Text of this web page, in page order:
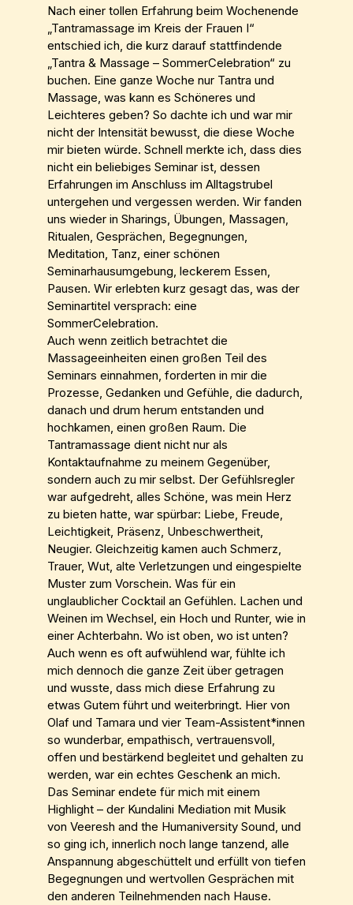
Nach einer tollen Erfahrung beim Wochenende
„Tantramassage im Kreis der Frauen I“
entschied ich, die kurz darauf stattfindende
„Tantra & Massage – SommerCelebration“ zu
buchen. Eine ganze Woche nur Tantra und
Massage, was kann es Schöneres und
Leichteres geben? So dachte ich und war mir
nicht der Intensität bewusst, die diese Woche
mir bieten würde. Schnell merkte ich, dass dies
nicht ein beliebiges Seminar ist, dessen
Erfahrungen im Anschluss im Alltagstrubel
untergehen und vergessen werden. Wir fanden
uns wieder in Sharings, Übungen, Massagen,
Ritualen, Gesprächen, Begegnungen,
Meditation, Tanz, einer schönen
Seminarhausumgebung, leckerem Essen,
Pausen. Wir erlebten kurz gesagt das, was der
Seminartitel versprach: eine
SommerCelebration.
Auch wenn zeitlich betrachtet die
Massageeinheiten einen großen Teil des
Seminars einnahmen, forderten in mir die
Prozesse, Gedanken und Gefühle, die dadurch,
danach und drum herum entstanden und
hochkamen, einen großen Raum. Die
Tantramassage dient nicht nur als
Kontaktaufnahme zu meinem Gegenüber,
sondern auch zu mir selbst. Der Gefühlsregler
war aufgedreht, alles Schöne, was mein Herz
zu bieten hatte, war spürbar: Liebe, Freude,
Leichtigkeit, Präsenz, Unbeschwertheit,
Neugier. Gleichzeitig kamen auch Schmerz,
Trauer, Wut, alte Verletzungen und eingespielte
Muster zum Vorschein. Was für ein
unglaublicher Cocktail an Gefühlen. Lachen und
Weinen im Wechsel, ein Hoch und Runter, wie in
einer Achterbahn. Wo ist oben, wo ist unten?
Auch wenn es oft aufwühlend war, fühlte ich
mich dennoch die ganze Zeit über getragen
und wusste, dass mich diese Erfahrung zu
etwas Gutem führt und weiterbringt. Hier von
Olaf und Tamara und vier Team-Assistent*innen
so wunderbar, empathisch, vertrauensvoll,
offen und bestärkend begleitet und gehalten zu
werden, war ein echtes Geschenk an mich.
Das Seminar endete für mich mit einem
Highlight – der Kundalini Mediation mit Musik
von Veeresh and the Humaniversity Sound, und
so ging ich, innerlich noch lange tanzend, alle
Anspannung abgeschüttelt und erfüllt von tiefen
Begegnungen und wertvollen Gesprächen mit
den anderen Teilnehmenden nach Hause.